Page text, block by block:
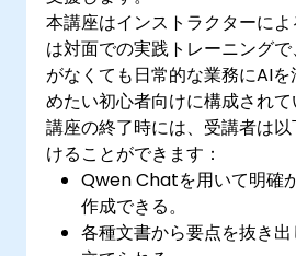
本講座はインストラクターに
は対面での実践トレーニング
がなくても日常的な業務にAI
めたい初心者向けに構成されて
講座の終了時には、受講者は
けることができます：
Qwen Chatを用いて明確
作成できる。
各種文書から要点を抜き